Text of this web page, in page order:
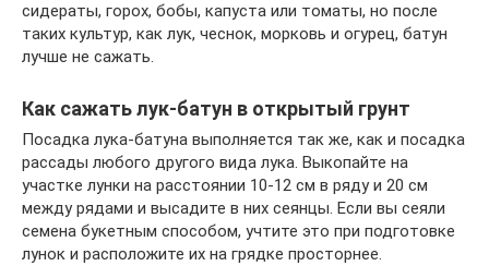
сидераты, горох, бобы, капуста или томаты, но после
таких культур, как лук, чеснок, морковь и огурец, батун
лучше не сажать.
Как сажать лук-батун в открытый грунт
Посадка лука-батуна выполняется так же, как и посадка
рассады любого другого вида лука. Выкопайте на
участке лунки на расстоянии 10-12 см в ряду и 20 см
между рядами и высадите в них сеянцы. Если вы сеяли
семена букетным способом, учтите это при подготовке
лунок и расположите их на грядке просторнее.